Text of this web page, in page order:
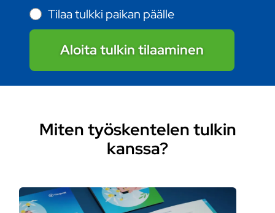
Tilaa tulkki paikan päälle
Aloita tulkin tilaaminen
Miten työskentelen tulkin
kanssa?